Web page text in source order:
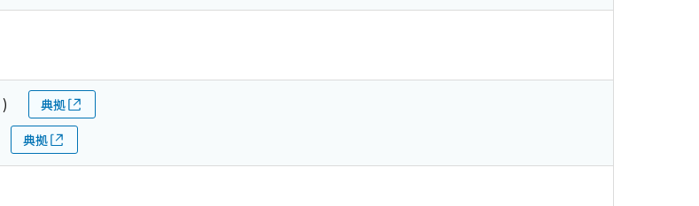
) 典拠
典拠